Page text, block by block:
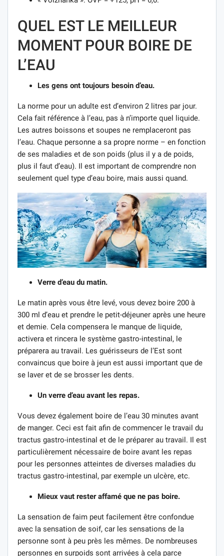
QUEL EST LE MEILLEUR
MOMENT POUR BOIRE DE
L’EAU
Les gens ont toujours besoin d’eau.
La norme pour un adulte est d’environ 2 litres par jour.
Cela fait référence à l’eau, pas à n’importe quel liquide.
Les autres boissons et soupes ne remplaceront pas
l’eau. Chaque personne a sa propre norme – en fonction
de ses maladies et de son poids (plus il y a de poids,
plus il faut d’eau). Il est important de comprendre non
seulement quel type d’eau boire, mais aussi quand.
Verre d’eau du matin.
Le matin après vous être levé, vous devez boire 200 à
300 ml d’eau et prendre le petit-déjeuner après une heure
et demie. Cela compensera le manque de liquide,
activera et rincera le système gastro-intestinal, le
préparera au travail. Les guérisseurs de l’Est sont
convaincus que boire à jeun est aussi important que de
se laver et de se brosser les dents.
Un verre d’eau avant les repas.
Vous devez également boire de l’eau 30 minutes avant
de manger. Ceci est fait afin de commencer le travail du
tractus gastro-intestinal et de le préparer au travail. Il est
particulièrement nécessaire de boire avant les repas
pour les personnes atteintes de diverses maladies du
tractus gastro-intestinal, par exemple un ulcère, etc.
Mieux vaut rester affamé que ne pas boire.
La sensation de faim peut facilement être confondue
avec la sensation de soif, car les sensations de la
personne sont à peu près les mêmes. De nombreuses
personnes en surpoids sont arrivées à cela parce